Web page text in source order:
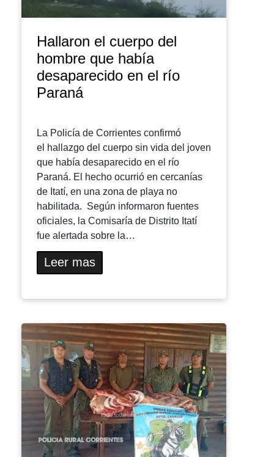
Hallaron el cuerpo del
hombre que había
desaparecido en el río
Paraná
La Policía de Corrientes confirmó
el hallazgo del cuerpo sin vida del joven
que había desaparecido en el río
Paraná. El hecho ocurrió en cercanías
de Itatí, en una zona de playa no
habilitada. Según informaron fuentes
oficiales, la Comisaría de Distrito Itatí
fue alertada sobre la…
Leer mas